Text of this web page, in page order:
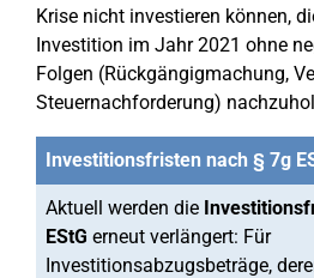
Krise nicht investieren können,
Investition im Jahr 2021 ohne
Folgen (Rückgängigmachung,
Steuernachforderung)
Investitionsfristen nach § 7g
Aktuell werden die
EStG erneut verlängert: Für
Investitionsabzugsbeträge,